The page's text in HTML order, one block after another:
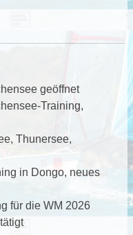
geöffnet
Training,
Thunersee,
in Dongo, neues
für die WM 2026